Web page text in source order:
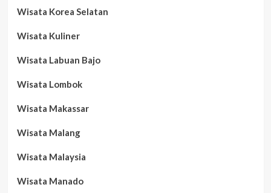
Wisata Korea Selatan
Wisata Kuliner
Wisata Labuan Bajo
Wisata Lombok
Wisata Makassar
Wisata Malang
Wisata Malaysia
Wisata Manado